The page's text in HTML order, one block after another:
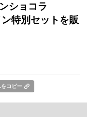
ショコラ
特別セットを販
をコピー